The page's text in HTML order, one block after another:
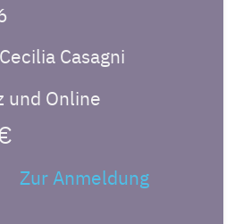
Casagni
und Online
Zur Anmeldung